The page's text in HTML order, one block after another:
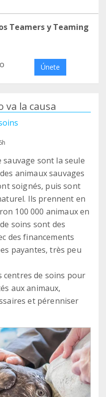
Teamers y Teaming
o Únete
va la causa
sauvage sont la seule
animaux sauvages
soignés, puis sont
Ils prennent en
100 000 animaux en
soins sont des
des financements
payantes, très peu
centres de soins pour
aux animaux,
et pérenniser